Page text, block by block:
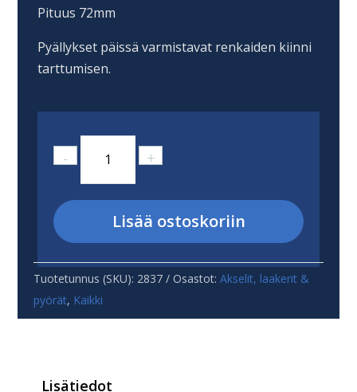
Pituus 72mm
Pyällykset päissä varmistavat renkaiden kiinni
tarttumisen.
-
teräsakseli
20
määrä
+
Lisää ostoskoriin
Tuotetunnus (SKU): 2837 Osastot:Akselit, laakerit &
pyörät, Kaikki
Lisätiedot